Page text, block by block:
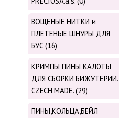
ВОЩЕНЫЕ НИТКИ и
ПЛЕТЕНЫЕ ШНУРЫ ДЛЯ
БУС (16)
КРИМПЫ ПИНЫ КАЛОТЫ
ДЛЯ СБОРКИ БИЖУТЕРИИ.
CZECH MADE. (29)
ПИНЫ,КОЛЬЦА,БЕЙЛ